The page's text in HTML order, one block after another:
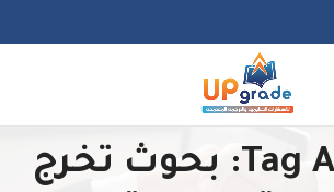
Tag Archives: بحوث تخرج